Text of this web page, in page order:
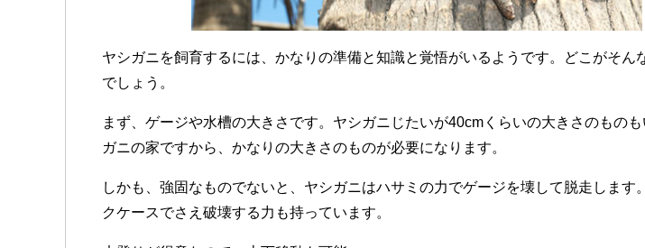
ヤシガニを飼育するには、かなりの準備と知識と覚悟がいるようです。どこがそん
でしょう。
まず、ゲージや水槽の大きさです。ヤシガニじたいが40cmくらいの大きさのもの
ガニの家ですから、かなりの大きさのものが必要になります。
しかも、強固なものでないと、ヤシガニはハサミの力でゲージを壊して脱走します
クケースでさえ破壊する力も持っています。